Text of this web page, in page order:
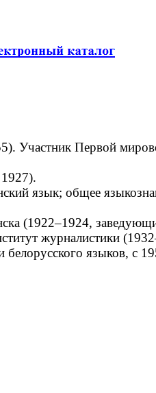
Участник Первой
язык; общее
(1922–1924,
журналистики
языков, с